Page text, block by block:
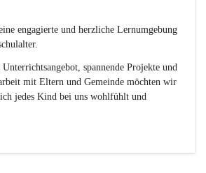
engagierte und herzliche Lernumgebung
spannende Projekte und
mit Eltern und Gemeinde möchten wir
jedes Kind bei uns wohlfühlt und